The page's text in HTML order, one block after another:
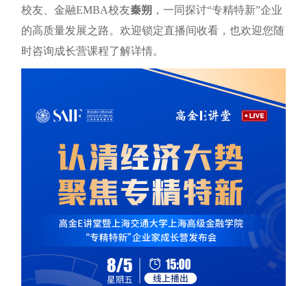
校友、金融EMBA校友秦朔 ，一同探讨“专精特新”企业
的高质量发展之路。欢迎锁定直播间收看，也欢迎您随
时咨询成长营课程了解详情。